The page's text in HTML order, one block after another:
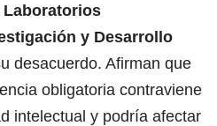
y Desarrollo
desacuerdo. Afirman que
obligatoria contraviene
intelectual y podría afectar